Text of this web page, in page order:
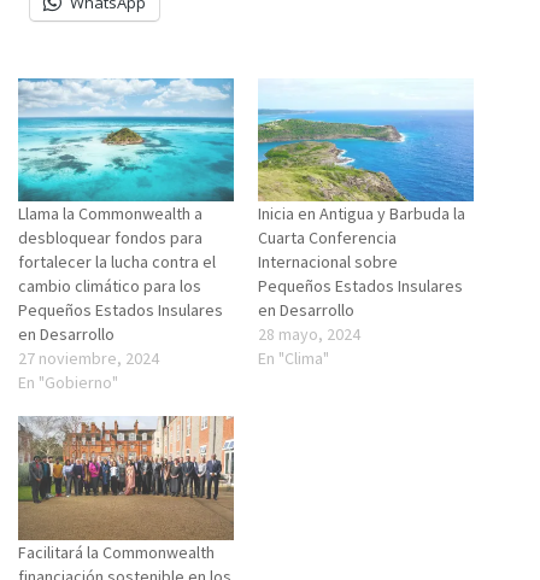
Llama la Commonwealth a
desbloquear fondos para
fortalecer la lucha contra el
cambio climático para los
Pequeños Estados Insulares
en Desarrollo
27 noviembre, 2024
En "Gobierno"
Inicia en Antigua y Barbuda la
Cuarta Conferencia
Internacional sobre
Pequeños Estados Insulares
en Desarrollo
28 mayo, 2024
En "Clima"
Facilitará la Commonwealth